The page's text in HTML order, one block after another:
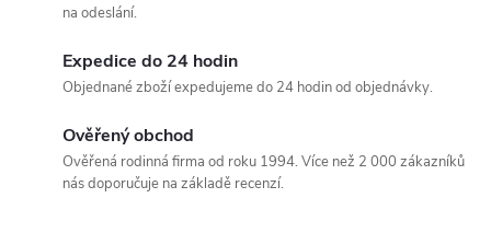
na odeslání.
Expedice do 24 hodin
Objednané zboží expedujeme do 24 hodin od objednávky.
Ověřený obchod
Ověřená rodinná firma od roku 1994. Více než 2 000 zákazníků
nás doporučuje na základě recenzí.